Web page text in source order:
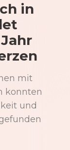
in
mit
konnten
und